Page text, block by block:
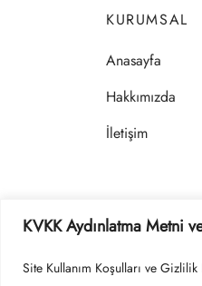
KVKK Aydınlatma Metni
Site Kullanım Koşulları ve
KURUMSAL
Anasayfa
Hakkımızda
İletişim
Çerez Politikası